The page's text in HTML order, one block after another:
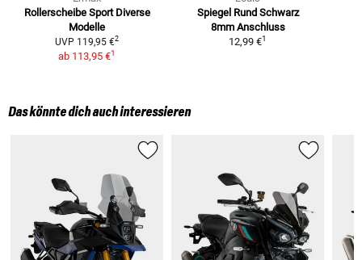
Rollerscheibe Sport Diverse
Modelle
UVP 119,95 €2
ab 113,95 €1
Spiegel Rund Schwarz
8mm Anschluss
12,99 €1
Das könnte dich auch interessieren